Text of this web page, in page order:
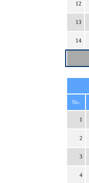
12
13
14
No.
1
2
3
4